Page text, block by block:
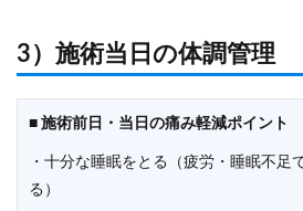
3）施術当日の体調管理
■ 施術前日・当日の痛み軽減ポイント
・十分な睡眠をとる（疲労・睡眠不足
る）